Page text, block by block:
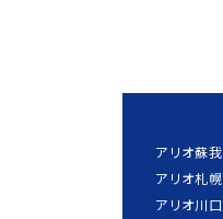
アリオ蘇我
アリオ札幌
アリオ川口